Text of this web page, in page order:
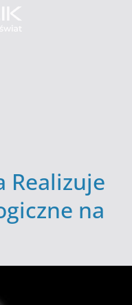
Realizuje
na